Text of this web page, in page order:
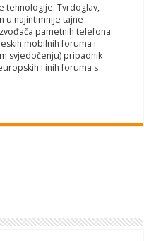
tehnologije. Tvrdoglav,
u najintimnije tajne
pametnih telefona.
mobilnih foruma i
svjedočenju) pripadnik
i inih foruma s